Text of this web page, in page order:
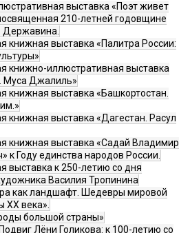
выставка «Поэт живет
210-летней годовщине
Державина.
книжная выставка «Палитра России:
книжно-иллюстративная выставка
Муса Джалиль»
книжная выставка «Башкортостан.
книжная выставка «Дагестан. Расул
книжная выставка «Садай Владимир
к Году единства народов России.
выставка к 250-летию со дня
Василия Тропинина
как ландшафт. Шедевры мировой
XX века».
большой страны»
Лёни Голикова: к 100-летию со